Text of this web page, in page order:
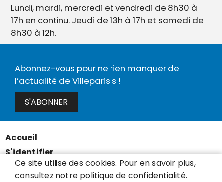
Lundi, mardi, mercredi et vendredi de 8h30 à
17h en continu. Jeudi de 13h à 17h et samedi de
8h30 à 12h.
Abonnez-vous pour ne rien manquer de
l’actualité de Villeparisis !
S'ABONNER
Menu
Pied
de
Accueil
S'identifier
Mentions légales
Ce site utilise des cookies. Pour en savoir plus,
consultez notre politique de confidentialité.